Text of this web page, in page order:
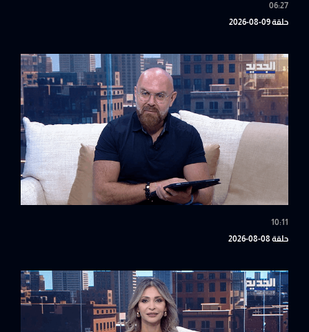
06:27
حلقة 09-08-2026
10:11
حلقة 08-08-2026